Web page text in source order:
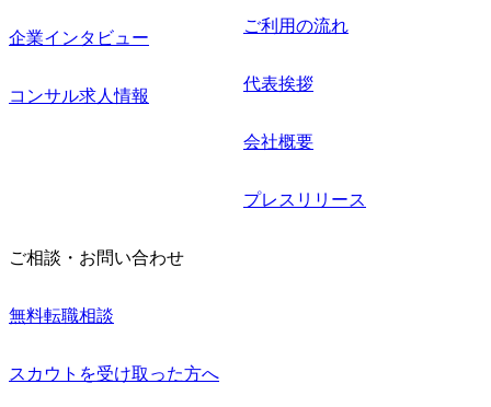
企業インタビュー
コンサル求人情報
ご利用の流れ
代表挨拶
会社概要
プレスリリース
ご相談・お問い合わせ
無料転職相談
スカウトを受け取った方へ